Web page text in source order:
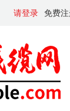
请登录 免费